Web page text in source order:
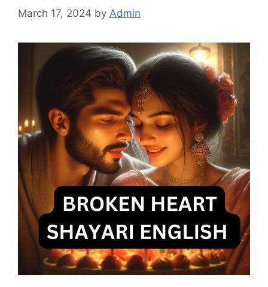
March 17, 2024 by Admin